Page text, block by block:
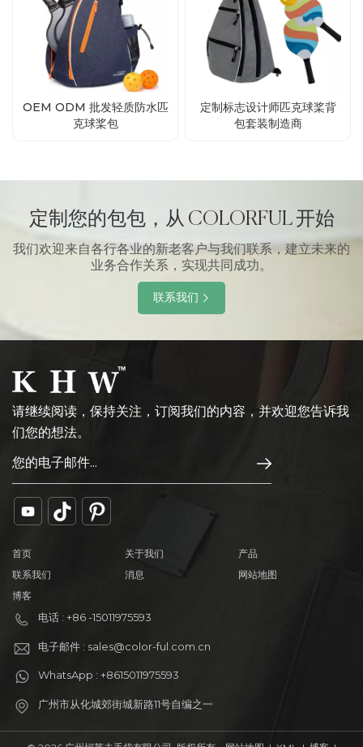
OEM ODM 批发轻质防水匹
克球桨包
定制标志设计师匹克球桨背
包套装制造商
定制您的包包，从 COLORFUL 开始
我们欢迎来自各行各业的新老客户与我们联系，建立未来的
业务合作关系，实现共同成功。
联系我们
请继续阅读，保持关注，订阅我们的内容，并欢迎您告诉我
们您的想法。
首页 关于我们
产品
联系我们
消息
网站地图
博客
电话 : +86 -15011975593
电子邮件 : sales@color-ful.com.cn
WhatsApp : +8615011975593
广州市从化城郊街城新路11号自编之一